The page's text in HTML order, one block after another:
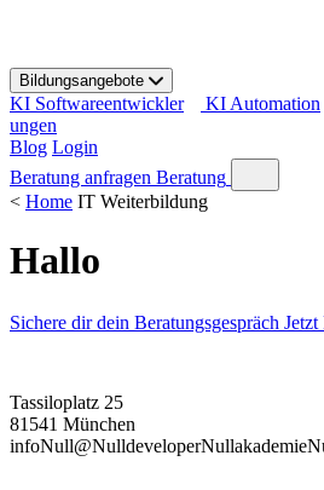
t
o
c
o
n
t
Bildungsangebote
KI Softwareentwickler KI Automation
ungen
Blog Login
Beratung anfragen Beratung
< Home IT Weiterbildung
Hallo
Sichere dir dein Beratungsgespräch Jetzt
Tassiloplatz 25
81541 München
infoNull@NulldeveloperNullakademie